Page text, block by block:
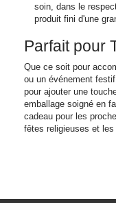
soin, dans le
produit fini d'une
Parfait pour
Que ce soit pour
ou un événement
pour ajouter une
emballage soigné en
cadeau pour les
fêtes religieuses et les